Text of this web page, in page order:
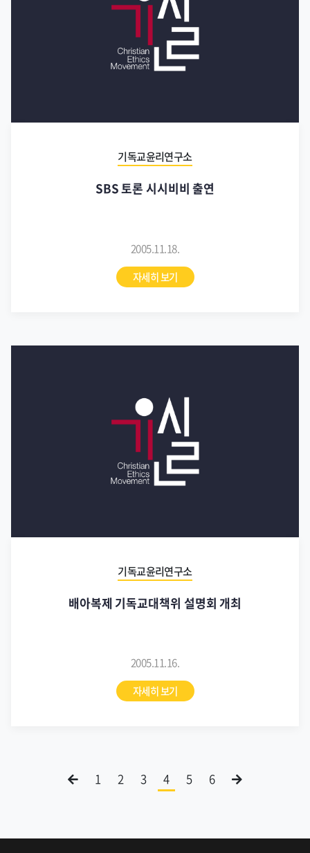
기독교윤리연구소
SBS 토론 시시비비 출연
2005.11.18.
자세히 보기
기독교윤리연구소
배아복제 기독교대책위 설명회 개최
2005.11.16.
자세히 보기
1 2 3 4 5 6